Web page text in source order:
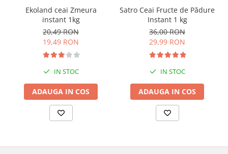
Ekoland ceai Zmeura
instant 1kg
20,49 RON
19,49 RON
IN STOC
ADAUGA IN COS
Satro Ceai Fructe de Pădure
Instant 1 kg
36,00 RON
29,99 RON
IN STOC
ADAUGA IN COS